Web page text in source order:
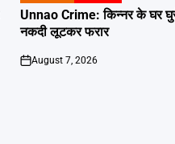
IN
Unnao Crime: किन्नर के घर
नकदी लूटकर फरार
on
August 7, 2026